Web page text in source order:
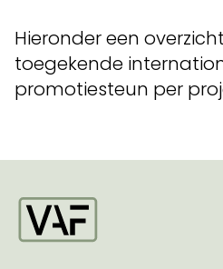
Hieronder een
toegekende
promotiesteun per